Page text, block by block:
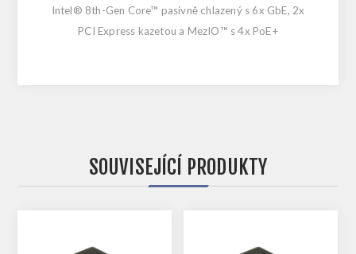
Intel® 8th-Gen Core™ pasivně chlazený s 6x GbE, 2x
PCI Express kazetou a MezIO™ s 4x PoE+
SOUVISEJÍCÍ PRODUKTY